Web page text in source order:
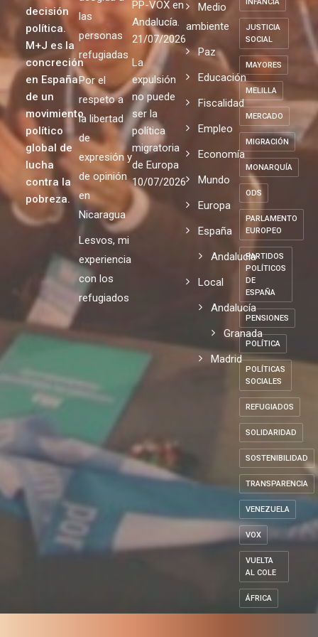
decisión
política.
M+J es la
concreción
en España
de un
movimiento
político
global de
lucha
contra la
pobreza.
las
personas
refugiadas
Por el
respeto a
la libertad
de
expresión y
de opinión
en
Nicaragua
Lesvos, mi
experiencia
con los
refugiados
PP-VOX en
Andalucía.
21/07/2026
La
expulsión
no puede
ser la
política
migratoria
de Europa
10/07/2026
Medio
ambiente
Paz
Educación
Fiscalidad
Empleo
Economía
Mundo
Europa
España
Andalucia
Local
Andalucía
Granada
Madrid
JUSTICIA
SOCIAL
MAYORES
MELILLA
MERCADO
MIGRACIÓN
MONARQUÍA
ODS
PARLAMENTO
EUROPEO
PARTIDOS
POLÍTICOS
DE
ESPAÑA
PENSIONES
POLÍTICA
POLÍTICAS
SOCIALES
REFUGIADOS
SOLIDARIDAD
SOSTENIBILIDAD
TRANSPARENCIA
VENEZUELA
VOX
VUELTA
AL COLE
ÁFRICA